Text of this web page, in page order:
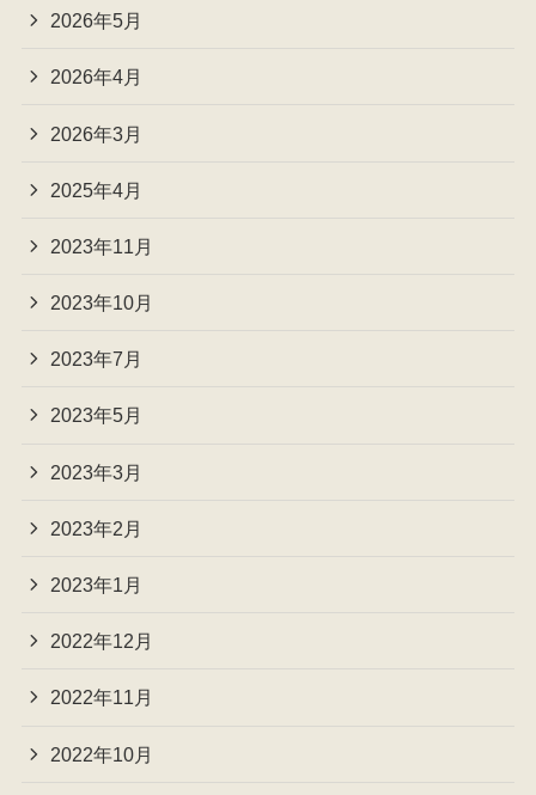
2026年5月
2026年4月
2026年3月
2025年4月
2023年11月
2023年10月
2023年7月
2023年5月
2023年3月
2023年2月
2023年1月
2022年12月
2022年11月
2022年10月